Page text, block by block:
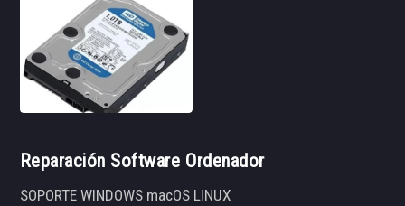
Reparación Software Ordenador
SOPORTE WINDOWS macOS LINUX